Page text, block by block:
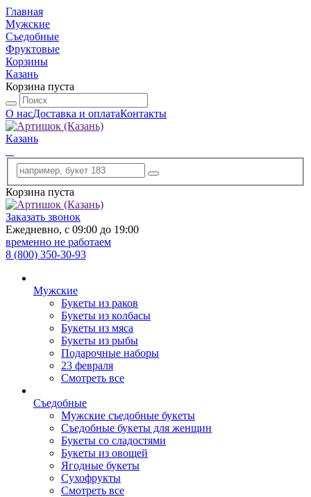
Главная
Мужские
Съедобные
Фруктовые
Корзины
Казань
Корзина пуста
О насДоставка и оплатаКонтакты
Казань
Корзина пуста
Заказать звонок
Ежедневно, с 09:00 до 19:00
временно не работаем
8 (800) 350-30-93
Мужские
Букеты из раков
Букеты из колбасы
Букеты из мяса
Букеты из рыбы
Подарочные наборы
23 февраля
Смотреть все
Съедобные
Мужские съедобные букеты
Съедобные букеты для женщин
Букеты со сладостями
Букеты из овощей
Ягодные букеты
Сухофрукты
Смотреть все